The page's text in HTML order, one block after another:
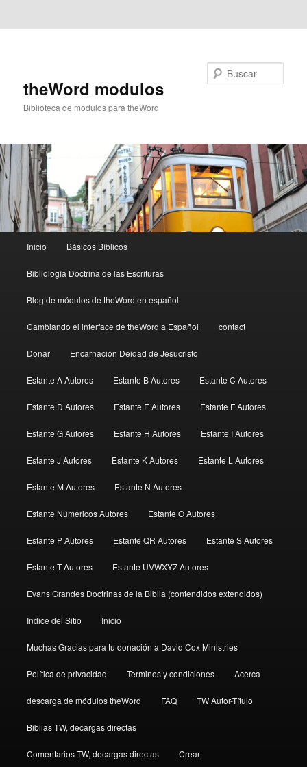
theWord modulos
Biblioteca de modulos para theWord
principal
Inicio Básicos Bíblicos
Bibliología Doctrina de las Escrituras
Blog de módulos de theWord en español
Cambiando el interface de theWord a Español contact
Donar Encarnación Deidad de Jesucristo
Estante A Autores Estante B Autores Estante C Autores
Estante D Autores Estante E Autores Estante F Autores
Estante G Autores Estante H Autores Estante I Autores
Estante J Autores Estante K Autores Estante L Autores
Estante M Autores Estante N Autores
Estante Númericos Autores Estante O Autores
Estante P Autores Estante QR Autores Estante S Autores
Estante T Autores Estante UVWXYZ Autores
Evans Grandes Doctrinas de la Biblia (contendidos extendidos)
Indice del Sitio Inicio
Muchas Gracias para tu donación a David Cox Ministries
Política de privacidad Terminos y condiciones Acerca
descarga de módulos theWord FAQ TW Autor-Título
Biblias TW, decargas directas
Comentarios TW, decargas directas Crear